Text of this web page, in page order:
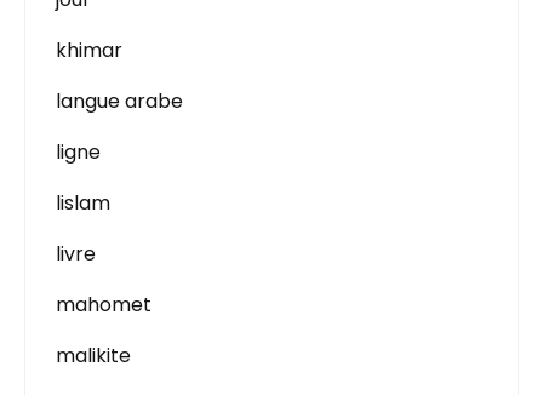
khimar
langue arabe
ligne
lislam
livre
mahomet
malikite